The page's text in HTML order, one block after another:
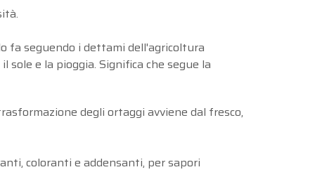
fa seguendo i dettami dell'agricoltura
e la pioggia. Significa che segue la
degli ortaggi avviene dal fresco,
coloranti e addensanti, per sapori